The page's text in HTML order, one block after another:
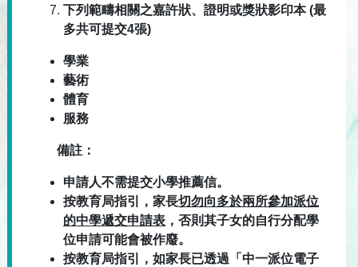
下列範疇相關之嘉許狀、證明或獎狀影印本(最
多共可提交4張)
學業
藝術
體育
服務
備註：
申請人不需提交小學推薦信。
按教育局指引，家長切勿向多於兩所參加派位
的中學遞交申請表 ，否則其子女的自行分配學
位申請可能會被作廢。
按教育局指引，如家長已透過「中一派位電子